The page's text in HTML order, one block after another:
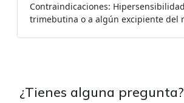
Contraindicaciones:
trimebutina o a algún excipiente del
¿Tienes alguna pregunta?